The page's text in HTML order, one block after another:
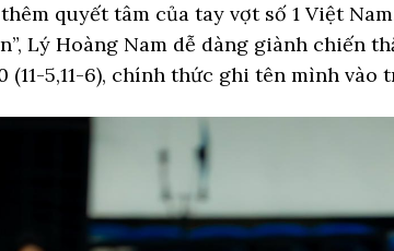
quyết tâm của tay vợt số 1 Việt
Lý Hoàng Nam dễ dàng giành chiến
(11-5,11-6), chính thức ghi tên mình vào